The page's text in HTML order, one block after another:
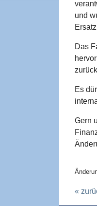
und
Das
Es
Gern
«